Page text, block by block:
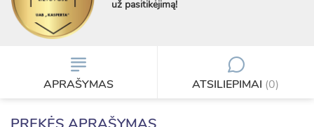
už pasitikėjimą!
APRAŠYMAS ATSILIEPIMAI (0)